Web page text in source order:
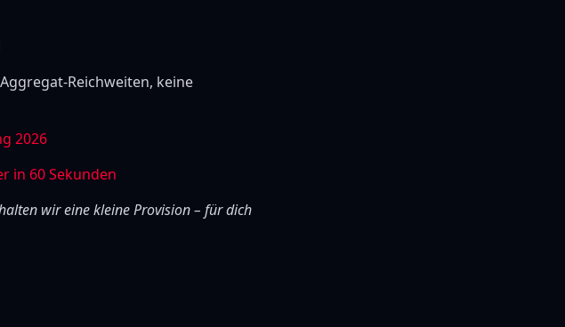
Reichweiten, keine
2026
in 60 Sekunden
wir eine kleine Provision – für dich